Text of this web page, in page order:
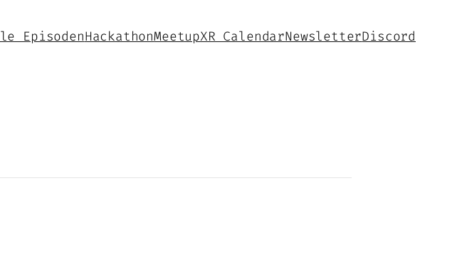
EpisodenHackathonMeetupXR CalendarNewsletterDiscord